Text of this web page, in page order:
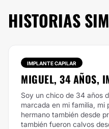
HISTORIAS
IMPLANTE CAPILAR
MIGUEL, 34 AÑOS,
Soy un chico de 34 años
marcada en mi familia, mi
hermano también desde
también fueron calvos